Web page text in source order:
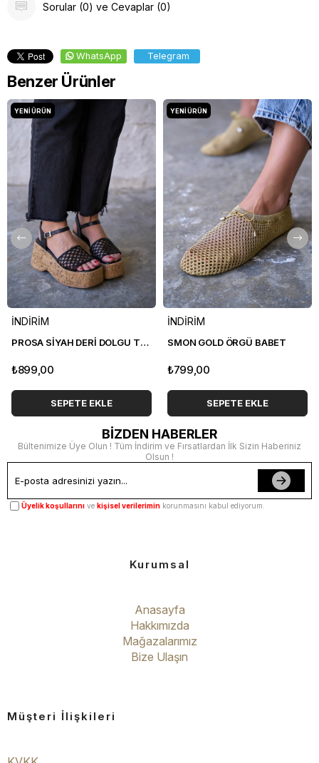
Sorular (0) ve Cevaplar (0)
WhatsApp Telegram
Benzer Ürünler
İNDİRİM
PROSA SİYAH DERİ DOLGU TOPUK SANDALET
₺899,00
SEPETE EKLE
YENI ÜRÜN
İNDİRİM
SMON GOLD ÖRGÜ BABET
₺799,00
SEPETE EKLE
YENI ÜRÜN
BİZDEN HABERLER
Bültenimize Üye Olun ! Tüm İndirim ve Fırsatlardan İlk Sizin Haberiniz
Olsun !
Üyelik koşullarını ve kişisel verilerimin korunmasını kabul ediyorum.
Kurumsal
Anasayfa
Hakkımızda
Mağazalarımız
Bize Ulaşın
Müşteri İlişkileri